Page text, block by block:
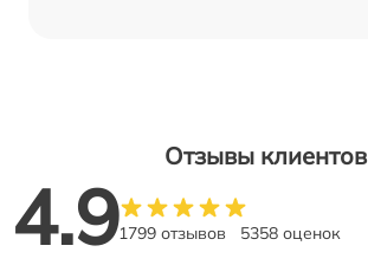
Отзывы клиентов
4.91799 отзывов 5358 оценок